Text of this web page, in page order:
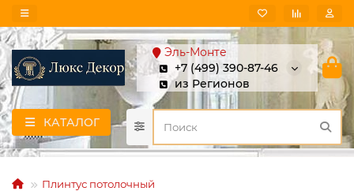
Эль-Монте
+7 (499) 390-87-46
из Регионов
КАТАЛОГ
Плинтус потолочный